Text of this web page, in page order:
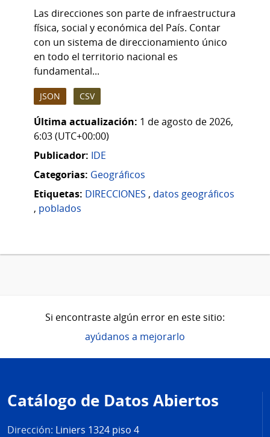
Las direcciones son parte de infraestructura
física, social y económica del País. Contar
con un sistema de direccionamiento único
en todo el territorio nacional es
fundamental...
JSON CSV
Última actualización: 1 de agosto de 2026,
6:03 (UTC+00:00)
Publicador: IDE
Categorias: Geográficos
Etiquetas: DIRECCIONES , datos geográficos
, poblados
Si encontraste algún error en este sitio:
ayúdanos a mejorarlo
de
página
Catálogo de Datos Abiertos
Dirección: Liniers 1324 piso 4